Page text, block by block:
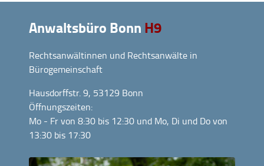
Anwaltsbüro Bonn H9
Rechtsanwältinnen und Rechtsanwälte in
Bürogemeinschaft
Hausdorffstr. 9, 53129 Bonn
Öffnungszeiten:
Mo - Fr von 8:30 bis 12:30 und Mo, Di und Do von
13:30 bis 17:30